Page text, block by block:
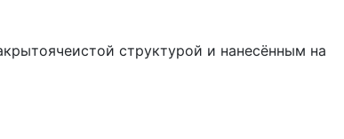
структурой и нанесённым на